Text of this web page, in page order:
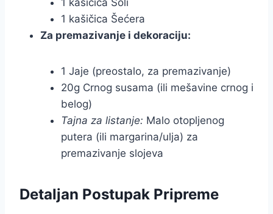
1 kašičica Soli
1 kašičica Šećera
Za premazivanje i dekoraciju:
1 Jaje (preostalo, za premazivanje)
20g Crnog susama (ili mešavine crnog i
belog)
Tajna za listanje: Malo otopljenog
putera (ili margarina/ulja) za
premazivanje slojeva
Detaljan Postupak Pripreme